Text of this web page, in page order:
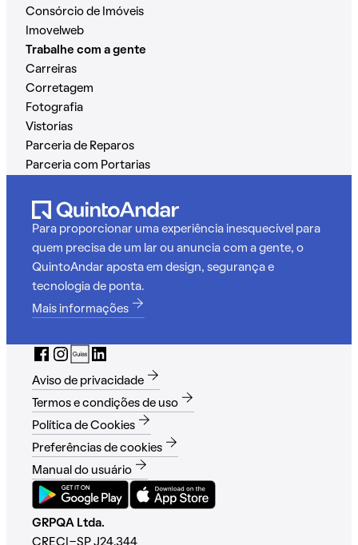
Consórcio de Imóveis
Imovelweb
Trabalhe com a gente
Carreiras
Corretagem
Fotografia
Vistorias
Parceria de Reparos
Parceria com Portarias
Para proporcionar uma experiência inesquecível para
quem precisa de um lar ou anuncia com a gente, o
QuintoAndar aposta em design, segurança e
tecnologia de ponta.
Mais informações
Aviso de privacidade
Termos e condições de uso
Política de Cookies
Preferências de cookies
Manual do usuário
GRPQA Ltda.